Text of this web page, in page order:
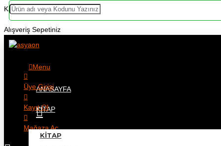
Kategoriler
Alışveriş Sepetiniz
Menu
ANASAYFA
KITAP
KITAP
Üye Girişi
Kayıt Ol
Mağaza Aç